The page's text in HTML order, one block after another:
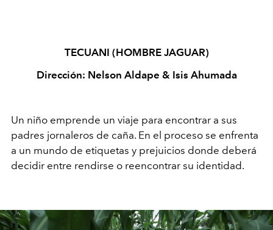
TECUANI (HOMBRE JAGUAR)
Dirección: Nelson Aldape & Isis Ahumada
Un niño emprende un viaje para encontrar a sus
padres jornaleros de caña. En el proceso se enfrenta
a un mundo de etiquetas y prejuicios donde deberá
decidir entre rendirse o reencontrar su identidad.